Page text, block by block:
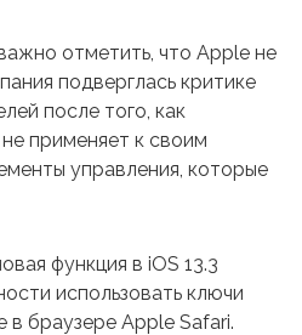
отметить, что Apple не
подверглась критике
после того, как
применяет к своим
управления, которые
функция в iOS 13.3
использовать ключи
в браузере Apple Safari.